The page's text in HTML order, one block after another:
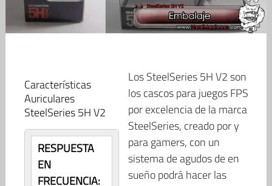
Características
Auriculares
SteelSeries 5H V2
RESPUESTA
EN
FRECUENCIA:
Los SteelSeries 5H V2 son
los cascos para juegos FPS
por excelencia de la marca
SteelSeries, creado por y
para gamers, con un
sistema de agudos de en
sueño podrá hacer las